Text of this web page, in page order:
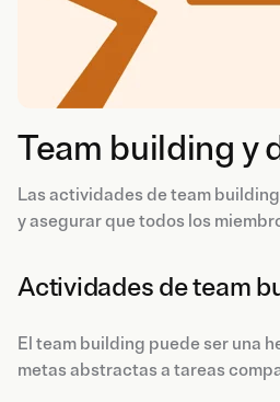
Team building y
Las actividades de team
y asegurar que todos los
Actividades de team
El team building puede ser una
metas abstractas a tareas